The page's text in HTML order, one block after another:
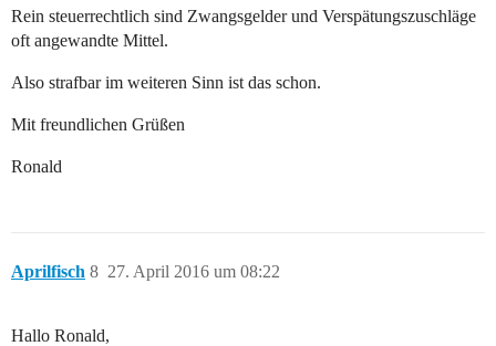
Rein steuerrechtlich sind Zwangsgelder und Verspätungszuschläge
oft angewandte Mittel.
Also strafbar im weiteren Sinn ist das schon.
Mit freundlichen Grüßen
Ronald
Aprilfisch 27. April 2016 um 08:22
8
Hallo Ronald,